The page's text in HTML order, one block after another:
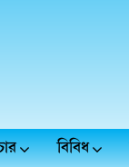
বিবিধ